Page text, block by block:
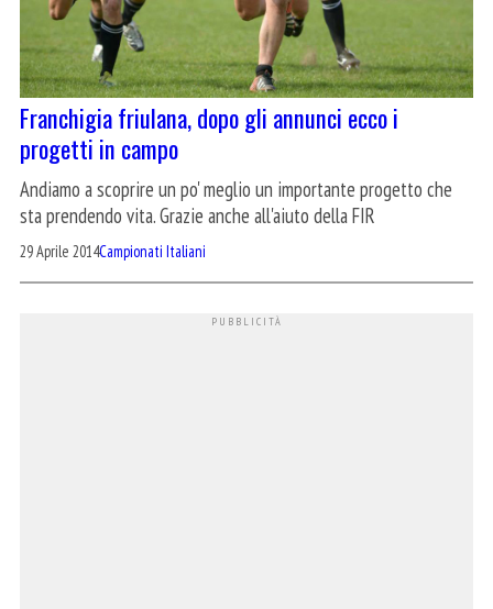
Franchigia friulana, dopo gli annunci ecco i
progetti in campo
Andiamo a scoprire un po' meglio un importante progetto che
sta prendendo vita. Grazie anche all'aiuto della FIR
29 Aprile 2014Campionati Italiani